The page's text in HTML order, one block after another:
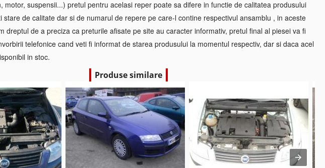
motor, suspensii...) pretul pentru acelasi reper poate sa difere in functie de calitatea produsului
stare de calitate dar si de numarul de repere pe care-l contine respectivul ansamblu , in aceste
dreptul de a preciza ca preturile afisate pe site au caracter informativ, pretul final al piesei va fi
telefonice cand veti fi informat de starea produsului la momentul respectiv, dar si daca acel
in stoc.
Produse similare